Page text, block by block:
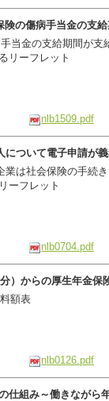
険の傷病手当金の支
当金の支給期間が支
リーフレット
nlb1509.pdf
について電子申請が
業は社会保険の手続
ーフレット
nlb0704.pdf
）からの厚生年金保
額表
nlb0126.pdf
仕組み～働きながら